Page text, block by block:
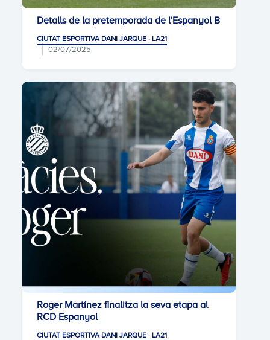
Detalls de la pretemporada de l'Espanyol B
CIUTAT ESPORTIVA DANI JARQUE · LA21
02/07/2025
Roger Martínez finalitza la seva etapa al
RCD Espanyol
CIUTAT ESPORTIVA DANI JARQUE · LA21